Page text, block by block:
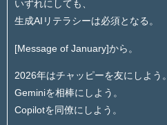
いずれにしても、
生成AIリテラシーは必須となる。
[Message of January]から。
2026年はチャッピーを友にしよう。
Geminiを相棒にしよう。
Copilotを同僚にしよう。